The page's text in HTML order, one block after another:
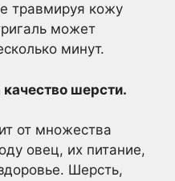
травмируя кожу
может
минут.
шерсти.
от множества
овец, их питание,
Шерсть,